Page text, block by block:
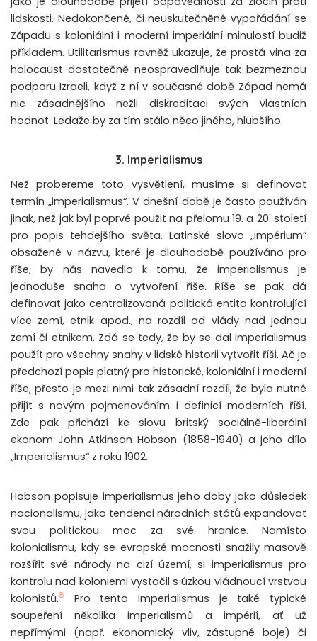
lidskosti. Nedokončené, či neuskutečněné vypořádání se
Západu s koloniální i moderní imperiální minulostí budiž
příkladem. Utilitarismus rovněž ukazuje, že prostá vina za
holocaust dostatečně neospravedlňuje tak bezmeznou
podporu Izraeli, když z ní v současné době Západ nemá
nic zásadnějšího nežli diskreditaci svých vlastních
hodnot. Ledaže by za tím stálo něco jiného, hlubšího.
3. Imperialismus
Než probereme toto vysvětlení, musíme si definovat
termín „imperialismus“. V dnešní době je často používán
jinak, než jak byl poprvé použit na přelomu 19. a 20. století
pro popis tehdejšího světa. Latinské slovo „impérium“
obsažené v názvu, které je dlouhodobě používáno pro
říše, by nás navedlo k tomu, že imperialismus je
jednoduše snaha o vytvoření říše. Říše se pak dá
definovat jako centralizovaná politická entita kontrolující
více zemí, etnik apod., na rozdíl od vlády nad jednou
zemí či etnikem. Zdá se tedy, že by se dal imperialismus
použít pro všechny snahy v lidské historii vytvořit říši. Ač je
předchozí popis platný pro historické, koloniální i moderní
říše, přesto je mezi nimi tak zásadní rozdíl, že bylo nutné
přijít s novým pojmenováním i definicí moderních říší.
Zde pak přichází ke slovu britský sociálně-liberální
ekonom John Atkinson Hobson (1858-1940) a jeho dílo
„Imperialismus“ z roku 1902.
Hobson popisuje imperialismus jeho doby jako důsledek
nacionalismu, jako tendenci národních států expandovat
svou politickou moc za své hranice. Namísto
kolonialismu, kdy se evropské mocnosti snažily masově
rozšířit své národy na cizí území, si imperialismus pro
kontrolu nad koloniemi vystačil s úzkou vládnoucí vrstvou
kolonistů.8
Pro tento imperialismus je také typické
soupeření několika imperialismů a impérií, ať už
nepřímými (např. ekonomický vliv, zástupné boje) či